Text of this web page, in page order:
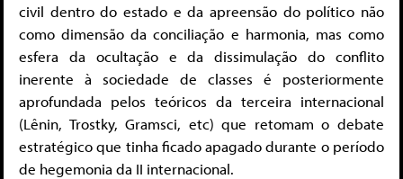
civil dentro do estado e da apreensão do político não
como dimensão da conciliação e harmonia, mas como
esfera da ocultação e da dissimulação do conflito
inerente à sociedade de classes é posteriormente
aprofundada pelos teóricos da terceira internacional
(Lênin, Trostky, Gramsci, etc) que retomam o debate
estratégico que tinha ficado apagado durante o período
de hegemonia da II internacional.